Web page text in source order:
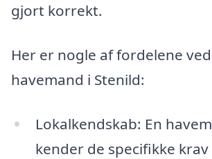
gjort korrekt.
Her er nogle af fordelene
havemand i Stenild:
Lokalkendskab: En
kender de specifikke